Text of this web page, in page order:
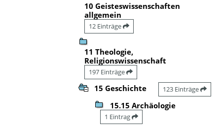
10 Geisteswissenschaften
allgemein
12 Einträge
11 Theologie,
Religionswissenschaft
197 Einträge
15 Geschichte 123 Einträge
15.15 Archäologie
1 Eintrag